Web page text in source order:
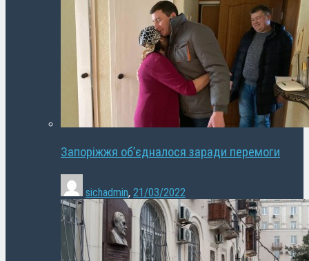
Запоріжжя об’єдналося заради перемоги
sichadmin, 21/03/2022